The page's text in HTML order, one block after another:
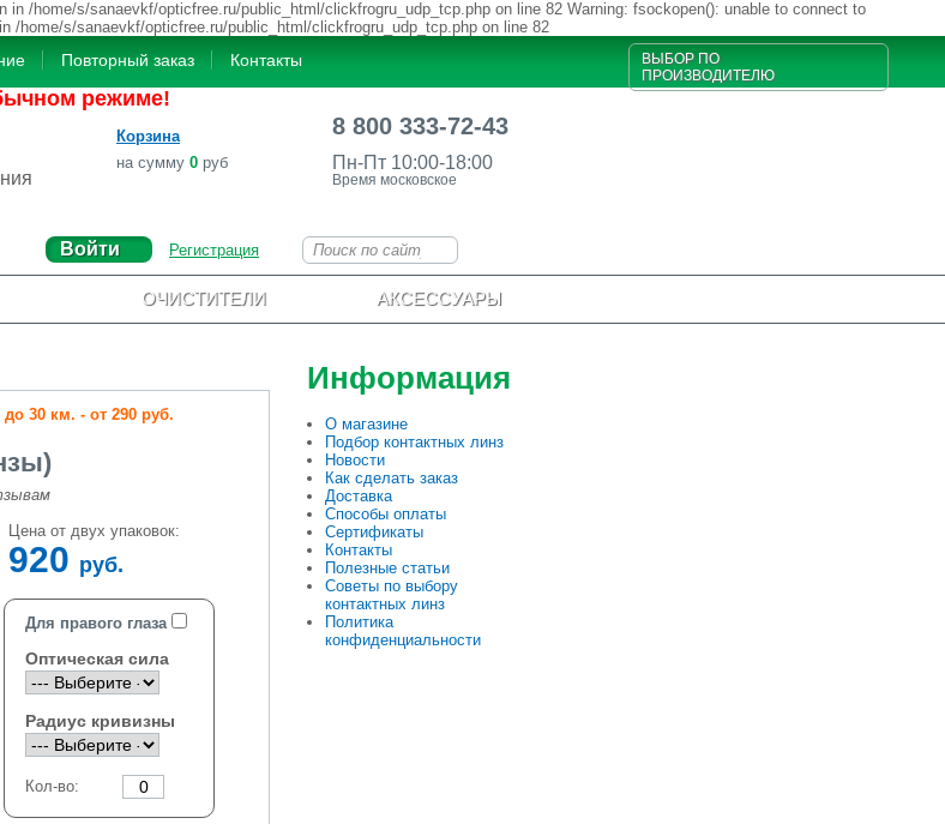
/home/s/sanaevkf/opticfree.ru/public_html/clickfrogru_udp_tcp.php on line 82 Warning: fsockopen(): unable to connect to
/home/s/sanaevkf/opticfree.ru/public_html/clickfrogru_udp_tcp.php on line 82
Повторный заказ Контакты
ВЫБОР ПО
ПРОИЗВОДИТЕЛЮ
режиме!
Корзина
на сумму 0 руб
8 800 333-72-43
Пн-Пт 10:00-18:00
Время московское
Войти Регистрация
ОЧИСТИТЕЛИ АКСЕССУАРЫ
30 км. - от 290 руб.
Цена от двух упаковок:
920 руб.
Для правого глаза
Оптическая сила
Радиус кривизны
Кол-во:
Информация
О магазине
Подбор контактных линз
Новости
Как сделать заказ
Доставка
Способы оплаты
Сертификаты
Контакты
Полезные статьи
Советы по выбору
контактных линз
Политика
конфиденциальности